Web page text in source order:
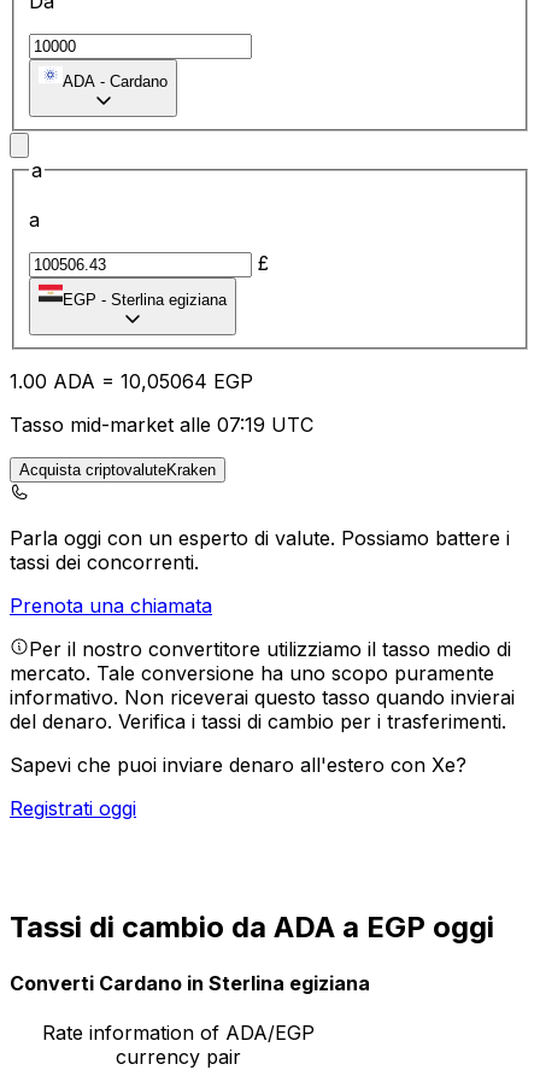
ADA - Cardano
a
a
£
EGP - Sterlina egiziana
1.00 ADA = 10,05064 EGP
Tasso mid-market alle 07:19 UTC
Acquista criptovaluteKraken
Parla oggi con un esperto di valute. Possiamo battere i
tassi dei concorrenti.
Prenota una chiamata
Per il nostro convertitore utilizziamo il tasso medio di
mercato. Tale conversione ha uno scopo puramente
informativo. Non riceverai questo tasso quando invierai
del denaro. Verifica i tassi di cambio per i trasferimenti.
Sapevi che puoi inviare denaro all'estero con Xe?
Registrati oggi
Tassi di cambio da ADA a EGP oggi
Converti Cardano in Sterlina egiziana
Rate information of ADA/EGP
currency pair